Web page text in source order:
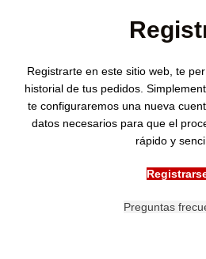
Registrarte en este sitio web, te
historial de tus pedidos.
te configuraremos una nueva
datos necesarios para que el
rápido y
Preguntas